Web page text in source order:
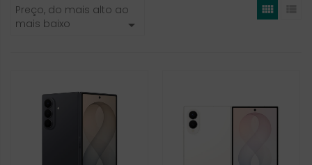

Preço, do mais alto ao
mais baixo
